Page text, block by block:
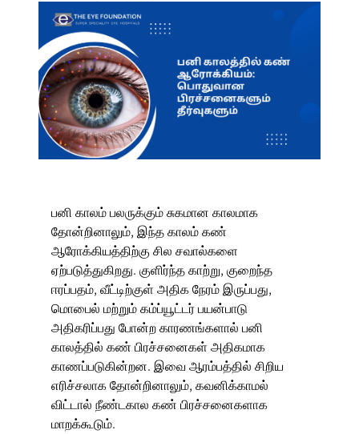
பனி காலம் பலருக்கும் சுகமான காலமாக
தோன்றினாலும், இந்த காலம் கண்
ஆரோக்கியத்திற்கு சில சவால்களை
ஏற்படுத்துகிறது. குளிர்ந்த காற்று, குறைந்த
ஈரப்பதம், வீட்டிற்குள் அதிக நேரம் இருப்பது,
மொபைல் மற்றும் கம்ப்யூட்டர் பயன்பாடு
அதிகரிப்பது போன்ற காரணங்களால் பனி
காலத்தில் கண் பிரச்சனைகள் அதிகமாக
காணப்படுகின்றன. இவை ஆரம்பத்தில் சிறிய
எரிச்சலாக தோன்றினாலும், கவனிக்காமல்
விட்டால் நீண்டகால கண் பிரச்சனைகளாக
மாறக்கூடும்.